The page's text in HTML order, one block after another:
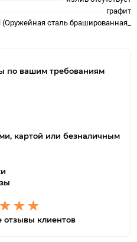
графит
(Оружейная сталь брашированная_
по вашим требованиям
картой или безналичным
клиентов